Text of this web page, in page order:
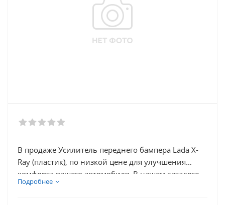
В продаже Усилитель переднего бампера Lada X-
Ray (пластик), по низкой цене для улучшения
комфорта вашего автомобиля. В нашем каталоге
так же присутствует множество товаров для
Подробнее